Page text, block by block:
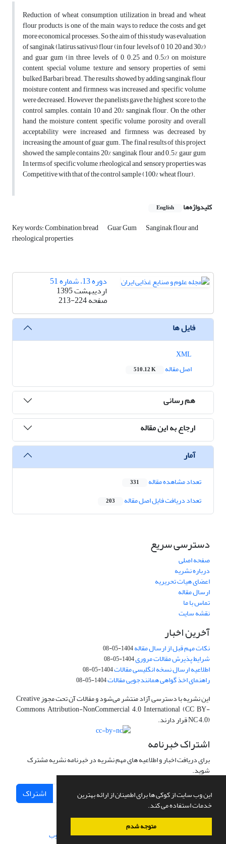
این وب سایت از کوکی ها برای اطمینان از ارائه بهترین
خدمات استفاده می کند.
متوجه شدم
Reduction of wheat consumption utilization in bread and wheat
flour products is one of the main ways to reduce the costs and get
more economical processes. So the aim of this study was evaluation
of sanginak (latirus sativus) flour (in four levels of 0, 10, 20 and 30%)
and guar gum (in three levels of 0, 0.25 and 0.5%) on moisture
content, special volume, texture and sensory properties of semi
bulked Barbari bread. The results showed by adding sanginak flour
moisture content and firmness was increased and specific volume
were decreased. However the panelists gave the highest score to the
control samples. contain 10 and 20% sanginak flour. On the other
hand the moisture content, specific volume, porosity and overall
acceptability were increased and firmness was decreased by
increasing the amount of guar gum. The final results of this project
showed the sample contains 20% sanginak flour and 0.5% gaur gum
In terms of specific volume, rheological and sensory properties was
Competitive with that of the control sample (100% wheat flour).
کلیدواژه‌ها English
Key words: Combination bread Guar Gum Sanginak flour and
rheological properties
دوره 13، شماره 51
اردیبهشت 1395
صفحه213-224
فایل ها
اصل مقاله
510.12 K
هم رسانی
ارجاع به این مقاله
آمار
تعداد مشاهده مقاله 331
تعداد دریافت فایل اصل مقاله 203
دسترسی سریع
صفحه اصلی
درباره نشریه
اعضای هیات تحریریه
ارسال مقاله
تماس با ما
نقشه سایت
آخرین اخبار
نکات مهم قبل از ارسال مقاله1404-05-08
شرایط پذیرش مقالات مروری1404-05-08
اطلاعیه ارسال نسخه انگلیسی مقالات1404-05-08
راهنمای اخذ گواهی همانندجویی مقالات1404-05-08
این نشریه با دسترسی آزاد منتشر می‌شود و مقالات آن تحت مجوز Creative
Commons Attribution-NonCommercial 4.0 International (CC BY-
NC 4.0) قرار دارند.
اشتراک خبرنامه
برای دریافت اخبار و اطلاعیه های مهم نشریه در خبرنامه نشریه مشترک
شوید.
اشتراک
سامانه مدیریت نشریات علمی.طراحی و پیاده سازی از سیناوب